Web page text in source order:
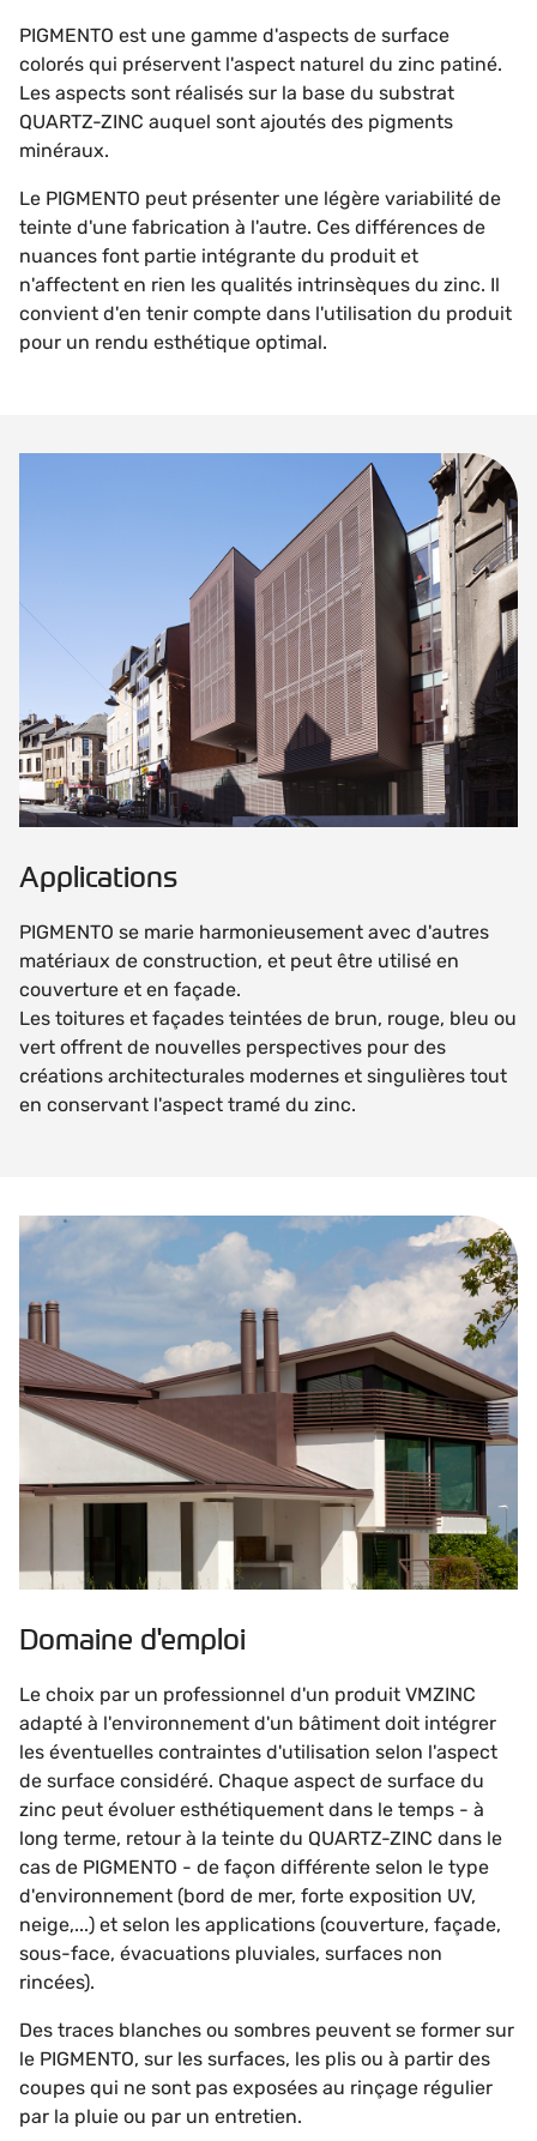
PIGMENTO est une gamme d'aspects de surface
colorés qui préservent l'aspect naturel du zinc patiné.
Les aspects sont réalisés sur la base du substrat
QUARTZ-ZINC auquel sont ajoutés des pigments
minéraux.
Le PIGMENTO peut présenter une légère variabilité de
teinte d'une fabrication à l'autre. Ces différences de
nuances font partie intégrante du produit et
n'affectent en rien les qualités intrinsèques du zinc. Il
convient d'en tenir compte dans l'utilisation du produit
pour un rendu esthétique optimal.
Applications
PIGMENTO se marie harmonieusement avec d'autres
matériaux de construction, et peut être utilisé en
couverture et en façade.
Les toitures et façades teintées de brun, rouge, bleu ou
vert offrent de nouvelles perspectives pour des
créations architecturales modernes et singulières tout
en conservant l'aspect tramé du zinc.
Domaine d'emploi
Le choix par un professionnel d'un produit VMZINC
adapté à l'environnement d'un bâtiment doit intégrer
les éventuelles contraintes d'utilisation selon l'aspect
de surface considéré. Chaque aspect de surface du
zinc peut évoluer esthétiquement dans le temps - à
long terme, retour à la teinte du QUARTZ-ZINC dans le
cas de PIGMENTO - de façon différente selon le type
d'environnement (bord de mer, forte exposition UV,
neige,...) et selon les applications (couverture, façade,
sous-face, évacuations pluviales, surfaces non
rincées).
Des traces blanches ou sombres peuvent se former sur
le PIGMENTO, sur les surfaces, les plis ou à partir des
coupes qui ne sont pas exposées au rinçage régulier
par la pluie ou par un entretien.